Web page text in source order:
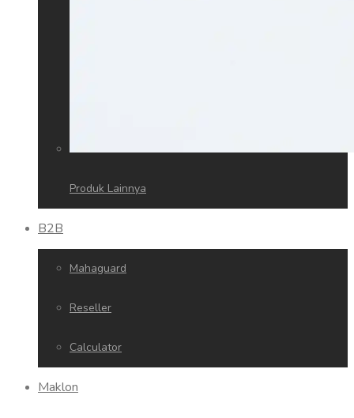
Produk Lainnya
B2B
Mahaguard
Reseller
Calculator
Maklon